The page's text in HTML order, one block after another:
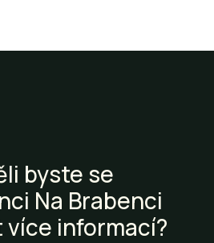
byste se
Na Brabenci
informací?